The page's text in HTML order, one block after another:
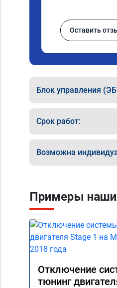
Оставить
Блок управления
Срок работ:
Возможна
Примеры
Отключение
тюнинг